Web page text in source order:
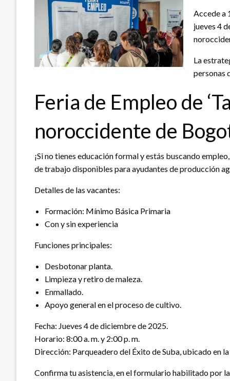
Accede a
jueves 4
La
personas
Feria de Empleo de
noroccidente de
¡Si no tienes educación formal y estás buscando
de trabajo disponibles para ayudantes de producción
Detalles de las vacantes:
Formación: Mínimo Básica Primaria
Con y sin experiencia
Funciones principales:
Desbotonar planta.
Limpieza y retiro de maleza.
Enmallado.
Apoyo general en el proceso de cultivo.
Fecha: Jueves 4 de diciembre de 2025.
Horario: 8:00 a. m. y 2:00 p. m.
Dirección: Parqueadero del Éxito de Suba, ubicado en
Confirma tu asistencia, en el formulario habilitado por